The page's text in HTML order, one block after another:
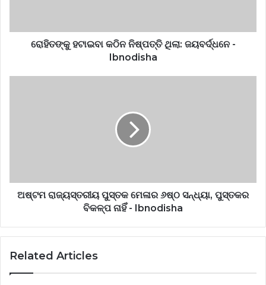
ରୋହିତଙ୍କୁ ହଟାଇବା କଠିନ ନିଷ୍ପତ୍ତି ଥିଲା: ଜୟବର୍ଦ୍ଧନେ -
Ibnodisha
ଅଷ୍ଟମ ରାଜ୍ୟସ୍ତରୀୟ ପୁସ୍ତକ ମେଳାର ୬ଷ୍ଠ ସନ୍ଧ୍ୟା, ପୁସ୍ତକର
ବିକଳ୍ପ ନାହିଁ - Ibnodisha
Related Articles